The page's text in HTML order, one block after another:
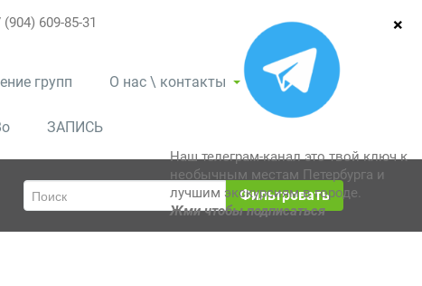
609-85-31
групп О нас \ контакты
ЗАПИСЬ
Фильтровать
Наш телеграм-канал это твой ключ к
необычным местам Петербурга и
лучшим экскурсиям в городе.
Жми чтобы подписаться